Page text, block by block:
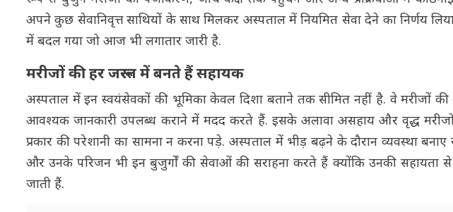
अपने कुछ सेवानिवृत्त साथियों के साथ मिलकर अस्पताल में नियमित सेवा देने का निर्णय
में बदल गया जो आज भी लगातार जारी है.
मरीजों की हर जरूरत में बनते हैं सहायक
अस्पताल में इन स्वयंसेवकों की भूमिका केवल दिशा बताने तक सीमित नहीं है. वे मरीजों की
आवश्यक जानकारी उपलब्ध कराने में मदद करते हैं. इसके अलावा असहाय और वृद्ध मरीजों
प्रकार की परेशानी का सामना न करना पड़े. अस्पताल में भीड़ बढ़ने के दौरान व्यवस्था
और उनके परिजन भी इन बुजुर्गों की सेवाओं की सराहना करते हैं क्योंकि उनकी सहायता
जाती हैं.